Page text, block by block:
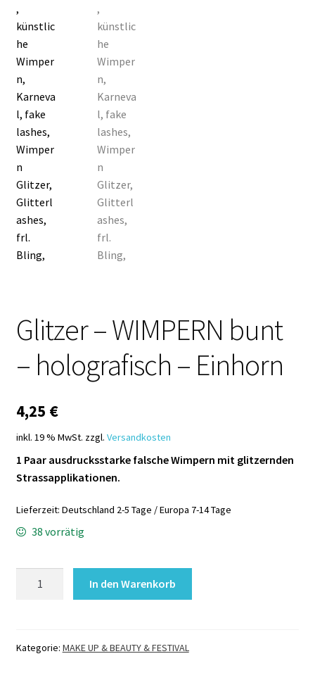
Glitzer – WIMPERN bunt
– holografisch – Einhorn
4,25 €
inkl. 19 % MwSt. zzgl. Versandkosten
1 Paar ausdrucksstarke falsche Wimpern mit glitzernden
Strassapplikationen.
Lieferzeit: Deutschland 2-5 Tage / Europa 7-14 Tage
38 vorrätig
-
In den Warenkorb
Kategorie: MAKE UP & BEAUTY & FESTIVAL